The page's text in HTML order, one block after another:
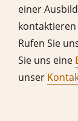
einer
kontaktieren
Rufen Sie
Sie uns eine
unser